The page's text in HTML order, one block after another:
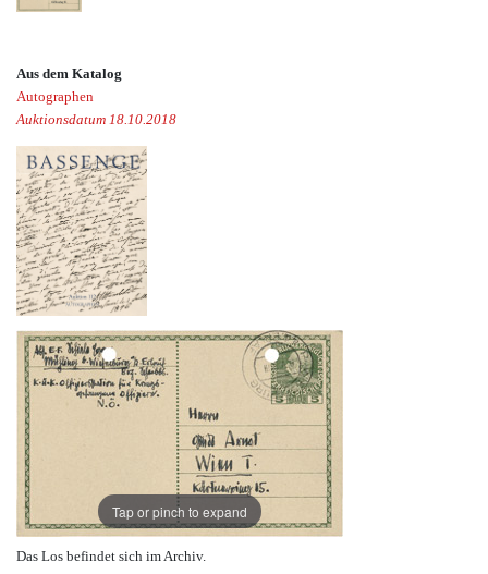
Aus dem Katalog
Autographen
Auktionsdatum 18.10.2018
Tap or pinch to expand
Das Los befindet sich im Archiv.